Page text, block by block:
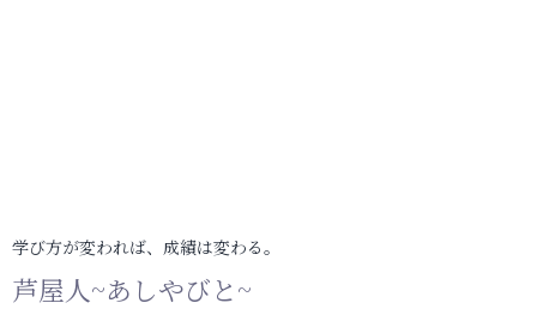
学び方が変われば、成績は変わる。
芦屋人~あしやびと~